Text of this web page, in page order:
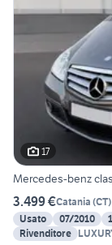
17
Mercedes-benz
3.499 €Catania (CT)
Usato
07/2010
Rivenditore